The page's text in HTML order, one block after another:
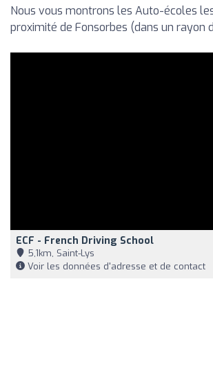
Nous vous montrons les Auto-écoles
proximité de Fonsorbes (dans un rayon
ECF - French Driving School
5,1km, Saint-Lys
Voir les données d'adresse et de contact